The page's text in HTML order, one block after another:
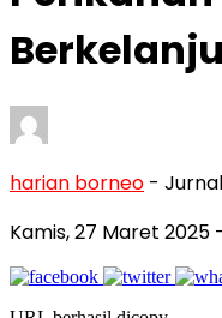
harian borneo -
Kamis, 27 Maret 2025